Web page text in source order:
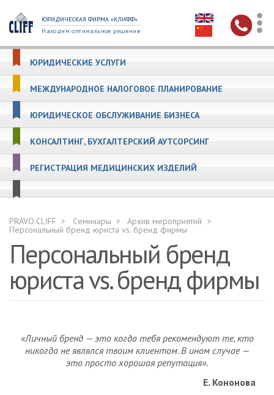
ЮРИДИЧЕСКАЯ ФИРМА «КЛИФФ»
Находим оптимальное решение
ЮРИДИЧЕСКИЕ УСЛУГИ
МЕЖДУНАРОДНОЕ НАЛОГОВОЕ ПЛАНИРОВАНИЕ
ЮРИДИЧЕСКОЕ ОБСЛУЖИВАНИЕ БИЗНЕСА
КОНСАЛТИНГ, БУХГАЛТЕРСКИЙ АУТСОРСИНГ
РЕГИСТРАЦИЯ МЕДИЦИНСКИХ ИЗДЕЛИЙ
PRAVO.CLIFF Семинары Архив мероприятий
Персональный бренд юриста vs. бренд фирмы
Персональный бренд
юриста vs. бренд фирмы
«Личный бренд — это когда тебя рекомендуют те, кто
никогда не являлся твоим клиентом. В ином случае —
это просто хорошая репутация».
Е. Кононова